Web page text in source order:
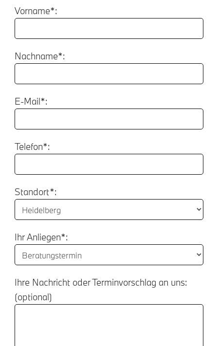
Vorname*:
Nachname*:
E-Mail*:
Telefon*:
Standort*:
Ihr Anliegen*:
Ihre Nachricht oder Terminvorschlag an uns:
(optional)